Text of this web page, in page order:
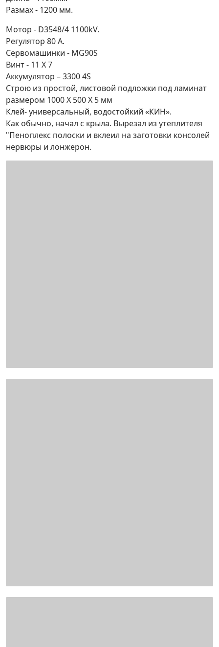
Размах - 1200 мм.
Мотор - D3548/4 1100kV.
Регулятор 80 А.
Сервомашинки - MG90S
Винт - 11 Х 7
Аккумулятор – 3300 4S
Строю из простой, листовой подложки под ламинат
размером 1000 Х 500 Х 5 мм
Клей- универсальный, водостойкий «КИН».
Как обычно, начал с крыла. Вырезал из утеплителя
"Пеноплекс полоски и вклеил на заготовки консолей
нервюры и лонжерон.